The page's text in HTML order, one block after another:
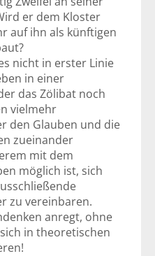
er dem Kloster
auf ihn als künftigen
nicht in erster Linie
in einer
das Zölibat noch
vielmehr
den Glauben und die
zueinander
mit dem
möglich ist, sich
zu vereinbaren.
anregt, ohne
in theoretischen